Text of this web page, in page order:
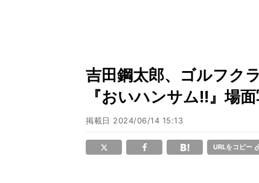
吉田鋼太郎、ゴルフク
『おいハンサム!!』場
掲載日 2024/06/14 15:13
URLをコピー